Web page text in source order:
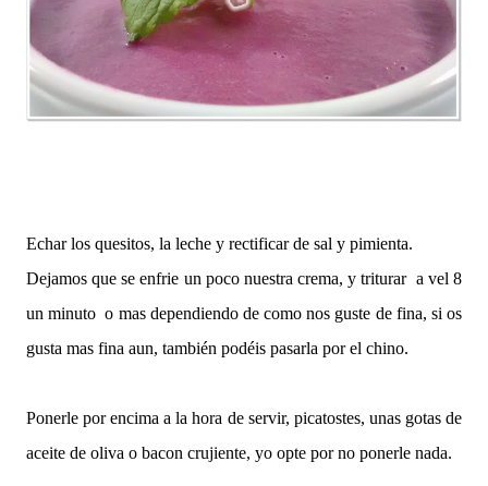
Echar los quesitos, la leche y rectificar de sal y pimienta.
Dejamos que se enfrie un poco nuestra crema, y triturar a vel 8
un minuto o mas dependiendo de como nos guste de fina, si os
gusta mas fina aun, también podéis pasarla por el chino.
Ponerle por encima a la hora de servir, picatostes, unas gotas de
aceite de oliva o bacon crujiente, yo opte por no ponerle nada.